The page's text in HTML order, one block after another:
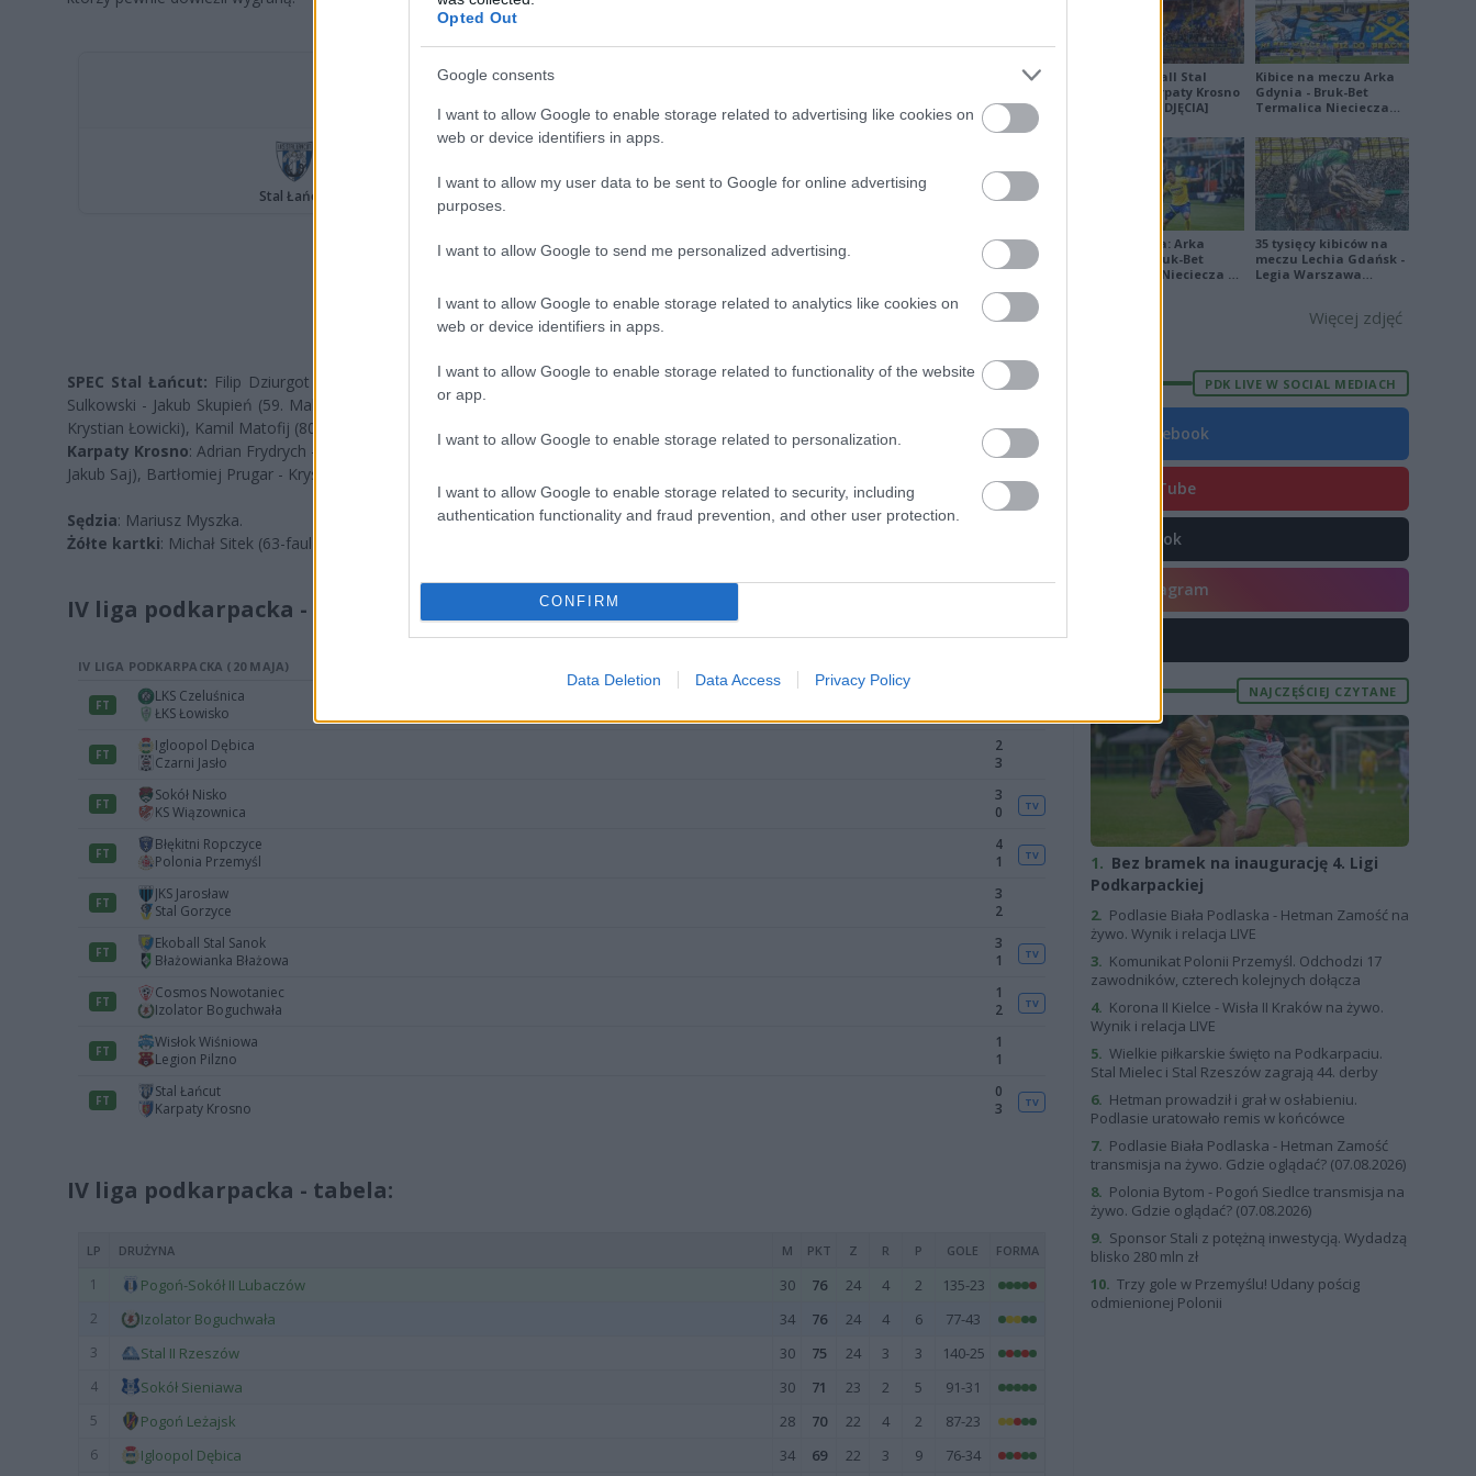
Opted Out
Google consents
I want to allow Google to enable storage related to advertising like cookies on
web or device identifiers in apps.
I want to allow my user data to be sent to Google for online advertising
purposes.
I want to allow Google to send me personalized advertising.
I want to allow Google to enable storage related to analytics like cookies on
web or device identifiers in apps.
I want to allow Google to enable storage related to functionality of the website
or app.
I want to allow Google to enable storage related to personalization.
I want to allow Google to enable storage related to security, including
authentication functionality and fraud prevention, and other user protection.
CONFIRM
Data Deletion Data Access Privacy Policy
SPEC Stal Łańcut: Filip Dziurgot - Szymon Kardyś (83. Arkadiusz Olszański), Michał Sitek, Oskar Cwynar (72. Michał Stopyra), Bartosz
Sulkowski - Jakub Skupień (59. Maksymilian Rzemień), Jakub Więcek, Wiktor Łuczyk, Karol Wojtyło (90. Eliasz Płocica) - Paweł Piątek (88.
Krystian Łowicki), Kamil Matofij (80. Dawid Sobuś).
Karpaty Krosno: Adrian Frydrych - Maksymilian Kiełb, Grzegorz Gierlasiński, Michał Stasz - Dawid Król - Karol Wajs, Szymon Dziadosz (83.
Jakub Saj), Bartłomiej Prugar - Krystian Paczkowski, Cole Hellert (78. Antoni Aszklar), Sandro Jimenez (88. Marek Fundakowski).
Sędzia: Mariusz Myszka.
Żółte kartki: Michał Sitek (63-faul), Szymon Kardyś (80-faul) - Sandro Jimenez (45-faul).
IV liga podkarpacka - 29. kolejka:
IV liga podkarpacka - tabela:
Derby Ekoball Stal
Sanok - Karpaty Krosno
na remis [ZDJĘCIA]
Kibice na meczu Arka
Gdynia - Bruk-Bet
Termalica Nieciecza
Ekstraklasa: Arka
Gdynia - Bruk-Bet
Termalica Nieciecza 2-
35 tysięcy kibiców na
meczu Lechia Gdańsk -
Legia Warszawa
Więcej zdjęć
PDK LIVE W SOCIAL MEDIACH
Facebook
YouTube
TikTok
Instagram
NAJCZĘŚCIEJ CZYTANE
1. Bez bramek na inaugurację 4. Ligi
Podkarpackiej
2. Podlasie Biała Podlaska - Hetman Zamość na
żywo. Wynik i relacja LIVE
3. Komunikat Polonii Przemyśl. Odchodzi 17
zawodników, czterech kolejnych dołącza
4. Korona II Kielce - Wisła II Kraków na żywo.
Wynik i relacja LIVE
5. Wielkie piłkarskie święto na Podkarpaciu.
Stal Mielec i Stal Rzeszów zagrają 44. derby
6. Hetman prowadził i grał w osłabieniu.
Podlasie uratowało remis w końcówce
7. Podlasie Biała Podlaska - Hetman Zamość
transmisja na żywo. Gdzie oglądać? (07.08.2026)
8. Polonia Bytom - Pogoń Siedlce transmisja na
żywo. Gdzie oglądać? (07.08.2026)
9. Sponsor Stali z potężną inwestycją. Wydadzą
blisko 280 mln zł
10. Trzy gole w Przemyślu! Udany pościg
odmienionej Polonii